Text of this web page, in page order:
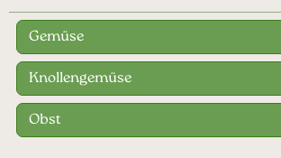
Gemüse
Knollengemüse
Obst